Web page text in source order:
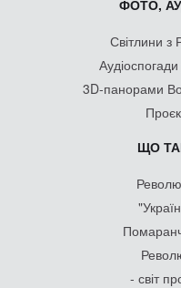
ФОТО,
Світлини з
3D-панорами
ЩО
- світ